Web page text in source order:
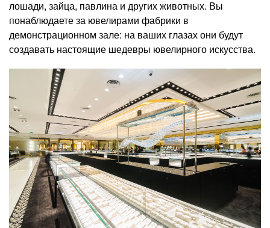
лошади, зайца, павлина и других животных. Вы
понаблюдаете за ювелирами фабрики в
демонстрационном зале: на ваших глазах они будут
создавать настоящие шедевры ювелирного искусства.